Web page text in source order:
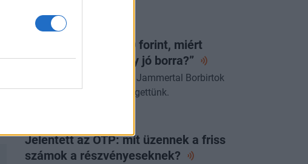
PORTFOLIO BUSINESS
„Ha egy lángos 2000 forint, miért
sajnáljuk a pénzt egy jó borra?”
Szűcs Róberttel, a villányi Jammertal Borbirtok
társtulajdonosával beszélgettünk.
Jelentett az OTP: mit üzennek a friss
számok a részvényeseknek?